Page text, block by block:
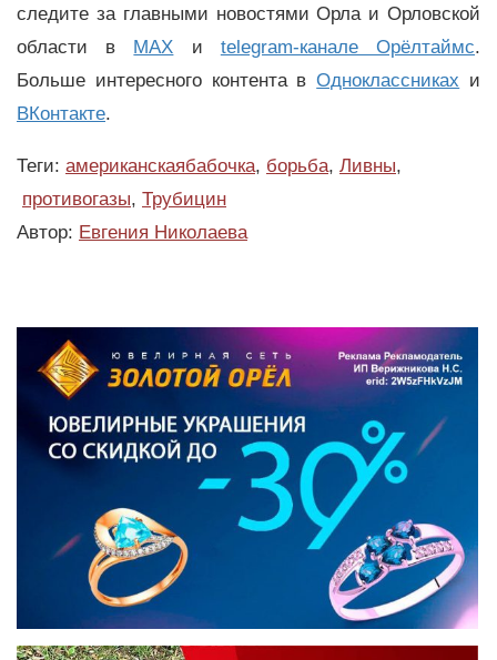
следите за главными новостями Орла и Орловской
области в MAX и telegram-канале Орёлтаймс.
Больше интересного контента вОдноклассниках и
ВКонтакте.
Теги: американскаябабочка, борьба, Ливны,
противогазы, Трубицин
Автор: Евгения Николаева